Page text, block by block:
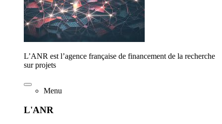
L’ANR est l’agence française de financement de la recherche
sur projets
Menu
L'ANR